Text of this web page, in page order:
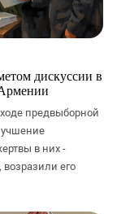
дискуссии в
предвыборной
в них -
его